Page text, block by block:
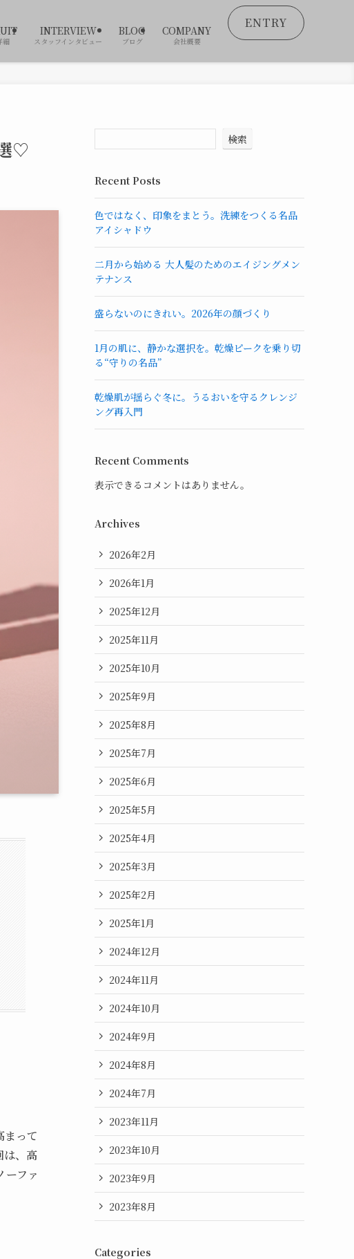
細
INTERVIEW
スタッフインタビュー
BLOG
ブログ
COMPANY
会社概要
ENTRY
♡
まって
は、高
ーファ
検索
Recent Posts
色ではなく、印象をまとう。洗練をつくる名品
アイシャドウ
二月から始める 大人髪のためのエイジングメン
テナンス
盛らないのにきれい。2026年の顔づくり
1月の肌に、静かな選択を。乾燥ピークを乗り切
る“守りの名品”
乾燥肌が揺らぐ冬に。うるおいを守るクレンジ
ング再入門
Recent Comments
表示できるコメントはありません。
Archives
2026年2月
2026年1月
2025年12月
2025年11月
2025年10月
2025年9月
2025年8月
2025年7月
2025年6月
2025年5月
2025年4月
2025年3月
2025年2月
2025年1月
2024年12月
2024年11月
2024年10月
2024年9月
2024年8月
2024年7月
2023年11月
2023年10月
2023年9月
2023年8月
Categories